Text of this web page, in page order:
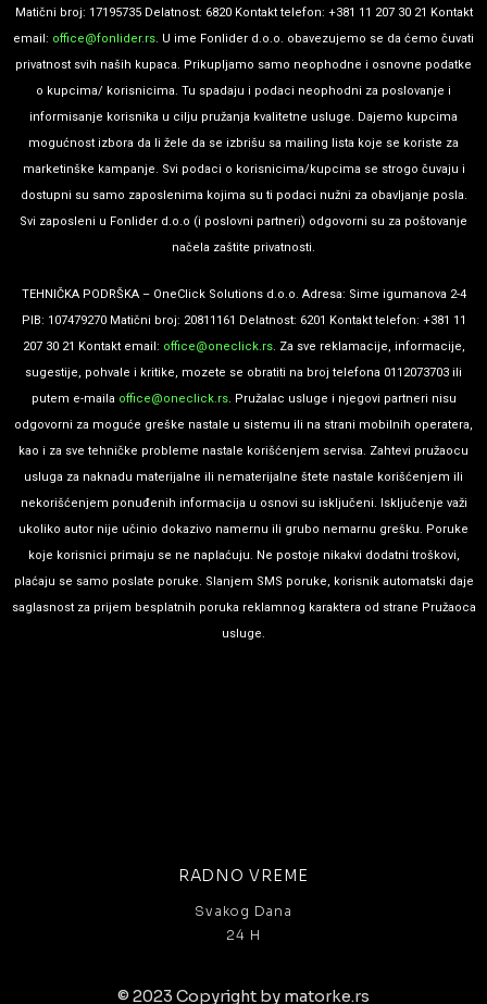
Matični broj: 17195735 Delatnost: 6820 Kontakt telefon: +381 11 207 30 21 Kontakt
email: office@fonlider.rs. U ime Fonlider d.o.o. obavezujemo se da ćemo čuvati
privatnost svih naših kupaca. Prikupljamo samo neophodne i osnovne podatke
o kupcima/ korisnicima. Tu spadaju i podaci neophodni za poslovanje i
informisanje korisnika u cilju pružanja kvalitetne usluge. Dajemo kupcima
mogućnost izbora da li žele da se izbrišu sa mailing lista koje se koriste za
marketinške kampanje. Svi podaci o korisnicima/kupcima se strogo čuvaju i
dostupni su samo zaposlenima kojima su ti podaci nužni za obavljanje posla.
Svi zaposleni u Fonlider d.o.o (i poslovni partneri) odgovorni su za poštovanje
načela zaštite privatnosti.
TEHNIČKA PODRŠKA – OneClick Solutions d.o.o. Adresa: Sime igumanova 2-4
PIB: 107479270 Matični broj: 20811161 Delatnost: 6201 Kontakt telefon: +381 11
207 30 21 Kontakt email: office@oneclick.rs. Za sve reklamacije, informacije,
sugestije, pohvale i kritike, mozete se obratiti na broj telefona 0112073703 ili
putem e-maila office@oneclick.rs. Pružalac usluge i njegovi partneri nisu
odgovorni za moguće greške nastale u sistemu ili na strani mobilnih operatera,
kao i za sve tehničke probleme nastale korišćenjem servisa. Zahtevi pružaocu
usluga za naknadu materijalne ili nematerijalne štete nastale korišćenjem ili
nekorišćenjem ponuđenih informacija u osnovi su isključeni. Isključenje važi
ukoliko autor nije učinio dokazivo namernu ili grubo nemarnu grešku. Poruke
koje korisnici primaju se ne naplaćuju. Ne postoje nikakvi dodatni troškovi,
plaćaju se samo poslate poruke. Slanjem SMS poruke, korisnik automatski daje
saglasnost za prijem besplatnih poruka reklamnog karaktera od strane Pružaoca
usluge.
RADNO VREME
Svakog Dana
24 H
© 2023 Copyright by matorke.rs